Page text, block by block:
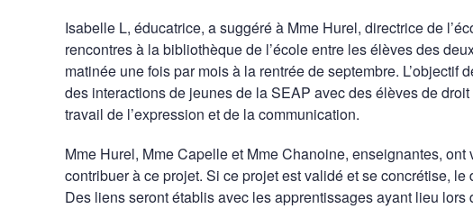
Isabelle L, éducatrice, a suggéré à Mme Hurel, directrice de
rencontres à la bibliothèque de l’école entre les élèves des
matinée une fois par mois à la rentrée de septembre.
des interactions de jeunes de la SEAP avec des élèves de
travail de l’expression et de la communication.
Mme Hurel, Mme Capelle et Mme Chanoine, enseignantes,
contribuer à ce projet. Si ce projet est validé et se concrétise,
Des liens seront établis avec les apprentissages ayant lieu